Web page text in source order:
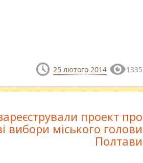
25 лютого 2014 1335
проект про
вибори міського голови
Полтави